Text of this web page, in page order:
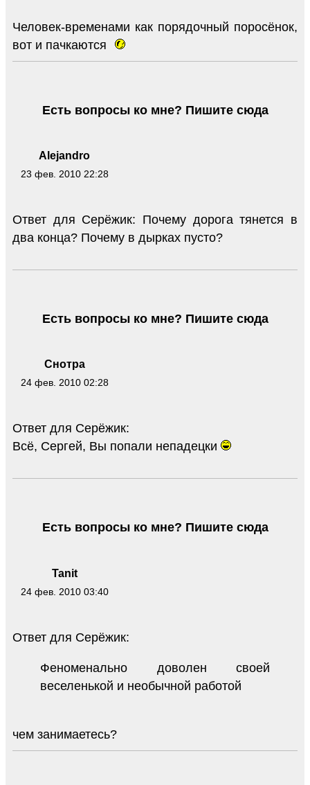
Человек-временами как порядочный поросёнок,
вот и пачкаются
Alejandro
23 фев. 2010 22:28
Есть вопросы ко мне? Пишите сюда
Ответ для Серёжик: Почему дорога тянется в
два конца? Почему в дырках пусто?
Снотра
24 фев. 2010 02:28
Есть вопросы ко мне? Пишите сюда
Ответ для Серёжик:
Всё, Сергей, Вы попали непадецки
Tanit
24 фев. 2010 03:40
Есть вопросы ко мне? Пишите сюда
Ответ для Серёжик:
Феноменально доволен своей
веселенькой и необычной работой
чем занимаетесь?